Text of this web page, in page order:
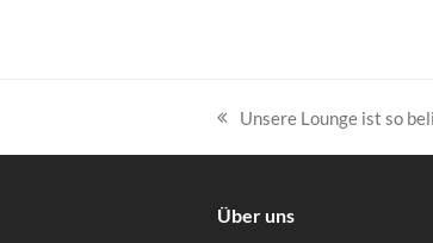
vorheriger
Beitrag:
Unsere Lounge ist so
Über uns